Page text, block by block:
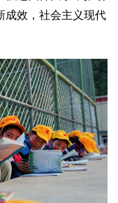
成效，社会主义现代